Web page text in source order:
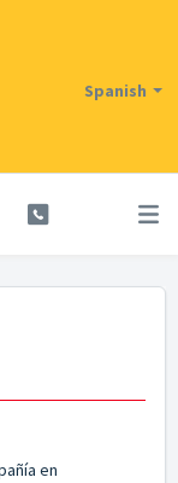
Spanish
en